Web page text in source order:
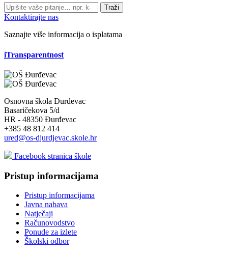
Traži
Kontaktirajte nas
Saznajte više informacija o isplatama
iTransparentnost
Osnovna škola Đurđevac
Basaričekova 5/d
HR - 48350 Đurđevac
+385 48 812 414
ured@os-djurdjevac.skole.hr
Facebook stranica škole
Pristup informacijama
Pristup informacijama
Javna nabava
Natječaji
Računovodstvo
Ponude za izlete
Školski odbor